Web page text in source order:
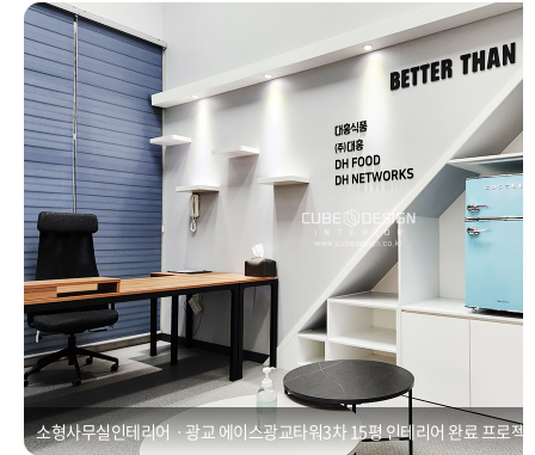
소형사무실인테리어ㆍ광교 에이스광교타워3차 15평 인테리어
Posted on2021년 1월 1일
소형사무실인테리어ㆍ광교 에이스광교타워3차 15평 인테리어 완료 프로젝